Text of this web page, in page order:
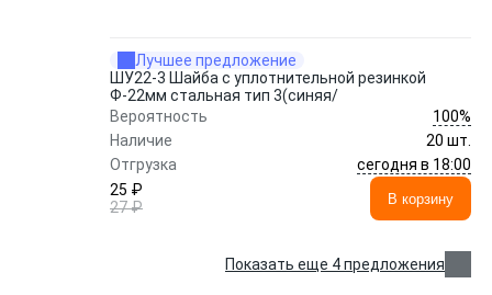
Лучшее предложение
ШУ22-3 Шайба с уплотнительной резинкой
Ф-22мм стальная тип 3(синяя/
Вероятность
100%
Наличие
20 шт.
Отгрузка
сегодня в 18:00
25 ₽
27 ₽
В корзину
Показать еще 4 предложения